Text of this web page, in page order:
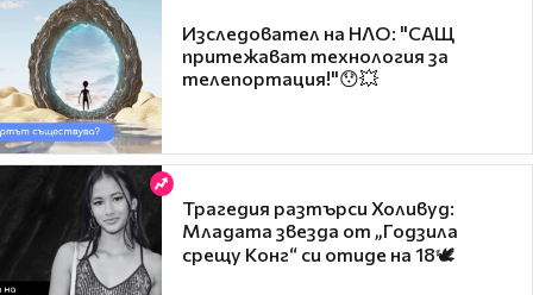
Изследовател на НЛО: "САЩ
притежават технология за
телепортация!"😯💥
Трагедия разтърси Холивуд:
Младата звезда от „Годзила
срещу Конг“ си отиде на 18🕊️